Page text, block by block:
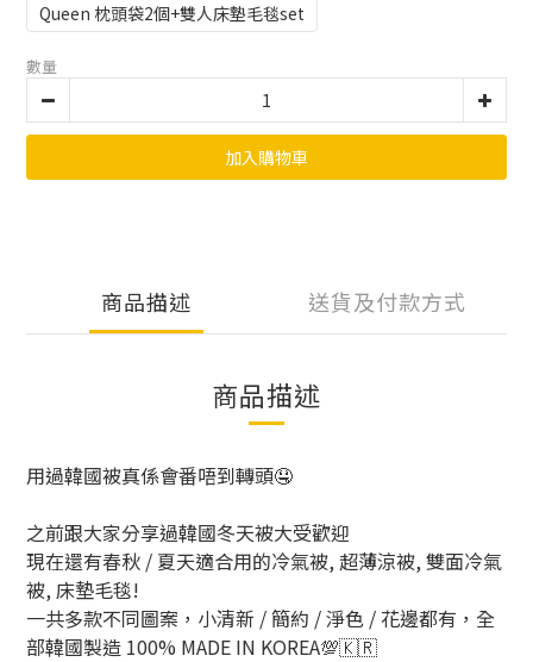
Queen 枕頭袋2個+雙人床墊毛毯set
數量
加入購物車
商品描述 送貨及付款方式
商品描述
用過韓國被真係會番唔到轉頭🤤
之前跟大家分享過韓國冬天被大受歡迎
現在還有春秋 / 夏天適合用的冷氣被, 超薄涼被, 雙面冷氣
被, 床墊毛毯!
一共多款不同圖案，小清新 / 簡約 / 淨色 / 花邊都有，全
部韓國製造 100% MADE IN KOREA💯🇰🇷